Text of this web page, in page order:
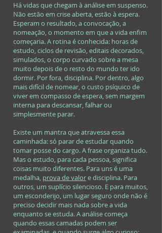
Há vidas que chegam à análise em suspenso.
Não estão em crise aberta, estão à espera.
Esperam o resultado, a convocação, a
nomeação, o momento em que a vida enfim
começaria. A rotina é conhecida: horas de
estudo, ciclos de revisão, editais decorados,
simulados, o corpo curvado sobre a mesa
muito depois de o resto do mundo ter ido
dormir. Por fora, disciplina. Por dentro, algo
mais difícil de nomear, o custo psíquico de
viver em compasso de espera, sem margem
interna para descansar, falhar ou
simplesmente parar.
Existe um mantra que atravessa essa
caminhada: só parar de estudar quando
tomar posse do cargo. A frase organiza tudo.
Mas o estudo, para cada pessoa, significa
coisas muito diferentes. Para uns é uma
medalha, prova de valore disciplina. Para
outros, um suplício silencioso. E para muitos,
um esconderijo, um lugar seguro onde não é
preciso decidir mais nada sobre a vida
enquanto se estuda. A análise começa
quando essas camadas podem ser